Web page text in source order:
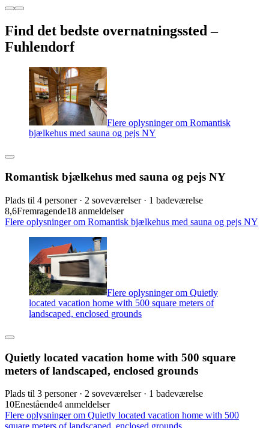
Find det bedste overnatningssted –
Fuhlendorf
Flere oplysninger om Romantisk
bjælkehus med sauna og pejs NY
Romantisk bjælkehus med sauna og pejs NY
Plads til 4 personer · 2 soveværelser · 1 badeværelse
8,6Fremragende18 anmeldelser
Flere oplysninger om Romantisk bjælkehus med sauna og pejs NY
Flere oplysninger om Quietly
located vacation home with 500 square meters of
landscaped, enclosed grounds
Quietly located vacation home with 500 square
meters of landscaped, enclosed grounds
Plads til 3 personer · 2 soveværelser · 1 badeværelse
10Enestående4 anmeldelser
Flere oplysninger om Quietly located vacation home with 500